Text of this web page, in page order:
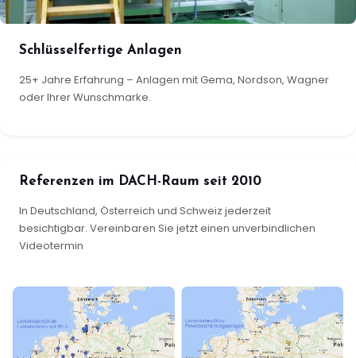
Schlüsselfertige Anlagen
25+ Jahre Erfahrung – Anlagen mit Gema, Nordson, Wagner
oder Ihrer Wunschmarke.
Referenzen im DACH-Raum seit 2010
In Deutschland, Österreich und Schweiz jederzeit
besichtigbar. Vereinbaren Sie jetzt einen unverbindlichen
Videotermin